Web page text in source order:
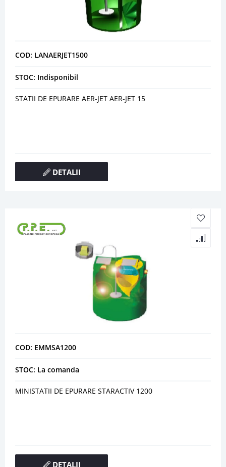
COD: LANAERJET1500
STOC: Indisponibil
STATII DE EPURARE AER-JET AER-JET 15
DETALII
COD: EMMSA1200
STOC: La comanda
MINISTATII DE EPURARE STARACTIV 1200
DETALII